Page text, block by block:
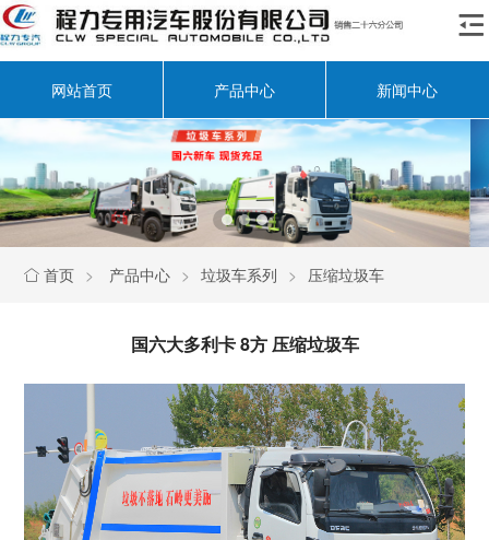

网站首页 产品中心 新闻中心
 首页 > 产品中心 > 垃圾车系列 > 压缩垃圾车
国六大多利卡 8方 压缩垃圾车